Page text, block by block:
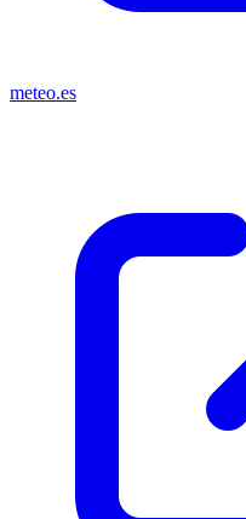
meteo.es